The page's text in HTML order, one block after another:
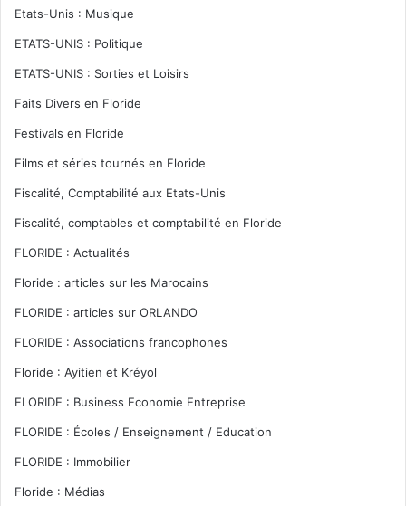
Etats-Unis : Musique
ETATS-UNIS : Politique
ETATS-UNIS : Sorties et Loisirs
Faits Divers en Floride
Festivals en Floride
Films et séries tournés en Floride
Fiscalité, Comptabilité aux Etats-Unis
Fiscalité, comptables et comptabilité en Floride
FLORIDE : Actualités
Floride : articles sur les Marocains
FLORIDE : articles sur ORLANDO
FLORIDE : Associations francophones
Floride : Ayitien et Kréyol
FLORIDE : Business Economie Entreprise
FLORIDE : Écoles / Enseignement / Education
FLORIDE : Immobilier
Floride : Médias